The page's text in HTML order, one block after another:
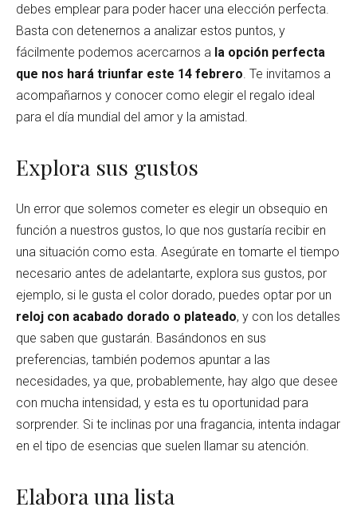
debes emplear para poder hacer una elección perfecta.
Basta con detenernos a analizar estos puntos, y
fácilmente podemos acercarnos a la opción perfecta
que nos hará triunfar este 14 febrero . Te invitamos a
acompañarnos y conocer como elegir el regalo ideal
para el día mundial del amor y la amistad.
Explora sus gustos
Un error que solemos cometer es elegir un obsequio en
función a nuestros gustos, lo que nos gustaría recibir en
una situación como esta. Asegúrate en tomarte el tiempo
necesario antes de adelantarte, explora sus gustos, por
ejemplo, si le gusta el color dorado, puedes optar por un
reloj con acabado dorado o plateado, y con los detalles
que saben que gustarán. Basándonos en sus
preferencias, también podemos apuntar a las
necesidades, ya que, probablemente, hay algo que desee
con mucha intensidad, y esta es tu oportunidad para
sorprender. Si te inclinas por una fragancia, intenta indagar
en el tipo de esencias que suelen llamar su atención.
Elabora una lista